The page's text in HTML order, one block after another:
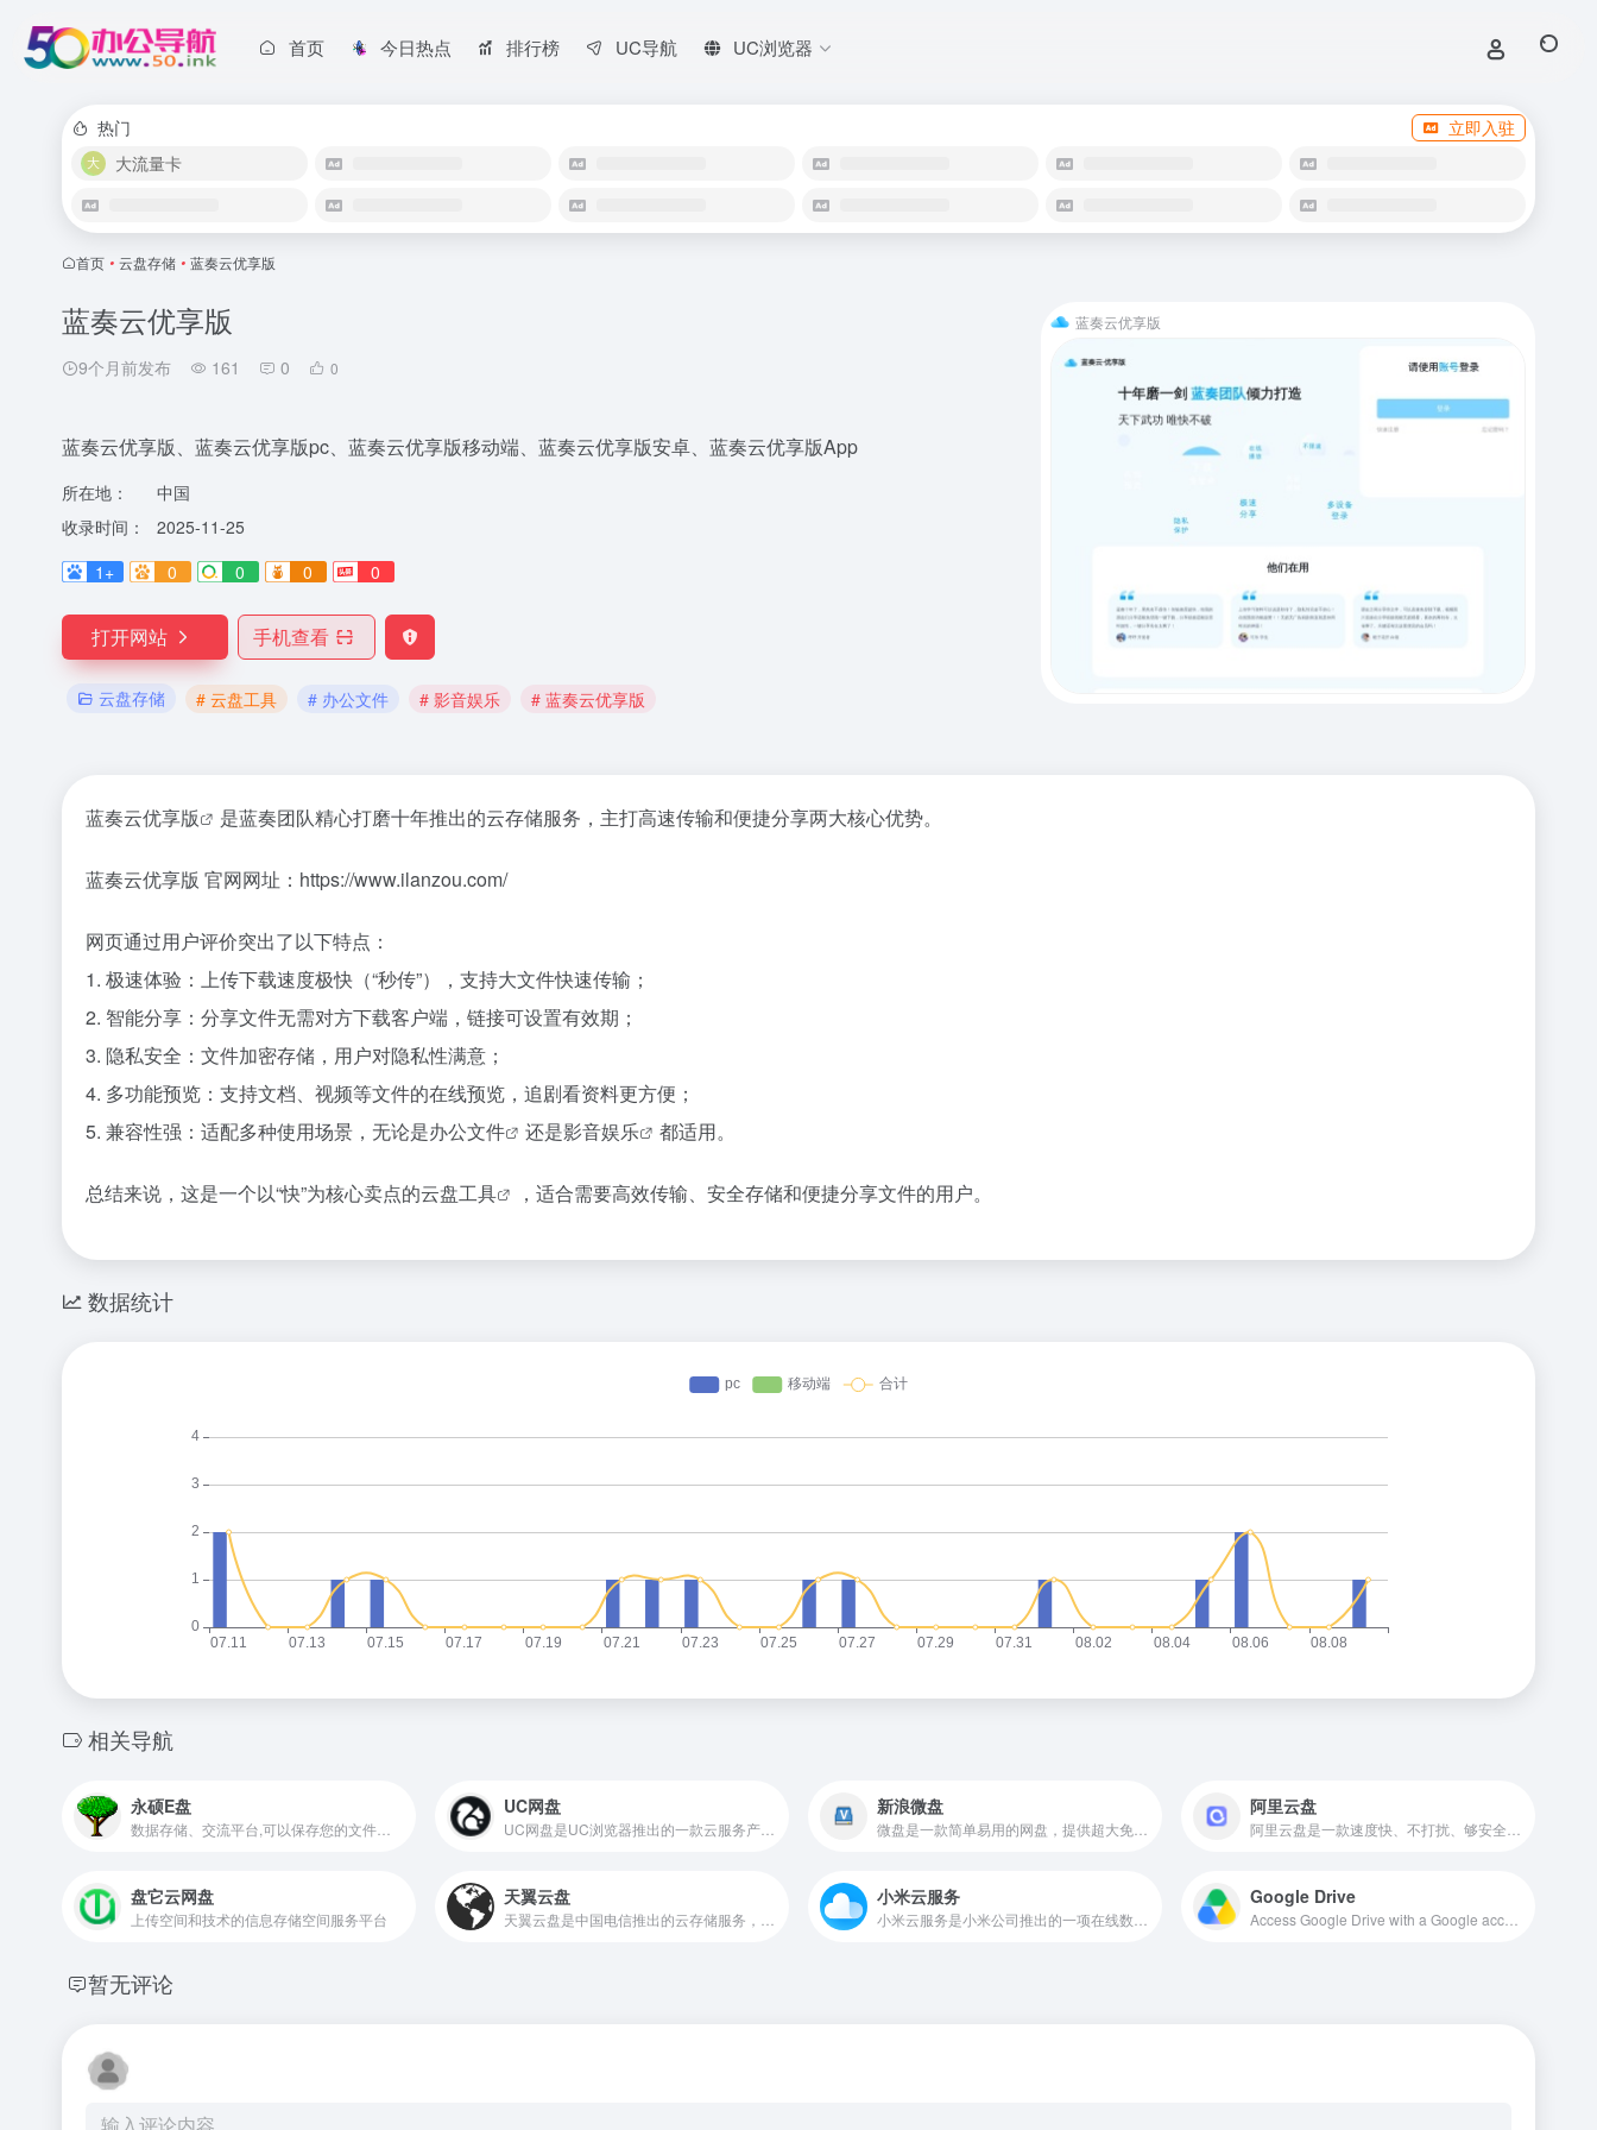
首页 今日热点 排行榜 UC导航 UC浏览器
热门
立即入驻
大流量卡
首页 • 云盘存储 • 蓝奏云优享版
蓝奏云优享版
9个月前发布 161 0 0
蓝奏云优享版、蓝奏云优享版pc、蓝奏云优享版移动端、蓝奏云优享版安卓、蓝奏云优享版App
所在地：
中国
收录时间：
2025-11-25
1+
0 0 0 0
打开网站 手机查看
云盘存储 # 云盘工具 # 办公文件 # 影音娱乐 # 蓝奏云优享版
蓝奏云优享版
蓝奏云优享版 是蓝奏团队精心打磨十年推出的云存储服务，主打高速传输和便捷分享两大核心优势。
蓝奏云优享版 官网网址：https://www.ilanzou.com/
网页通过用户评价突出了以下特点：
1. 极速体验：上传下载速度极快（“秒传”），支持大文件快速传输；
2. 智能分享：分享文件无需对方下载客户端，链接可设置有效期；
3. 隐私安全：文件加密存储，用户对隐私性满意；
4. 多功能预览：支持文档、视频等文件的在线预览，追剧看资料更方便；
5. 兼容性强：适配多种使用场景，无论是办公文件 还是影音娱乐 都适用。
总结来说，这是一个以“快”为核心卖点的云盘工具 ，适合需要高效传输、安全存储和便捷分享文件的用户。
数据统计
相关导航
永硕E盘 UC网盘 新浪微盘 阿里云盘
盘它云网盘
上传空间和技术的信息存储空间服务平台
天翼云盘 小米云服务 Google Drive
暂无评论